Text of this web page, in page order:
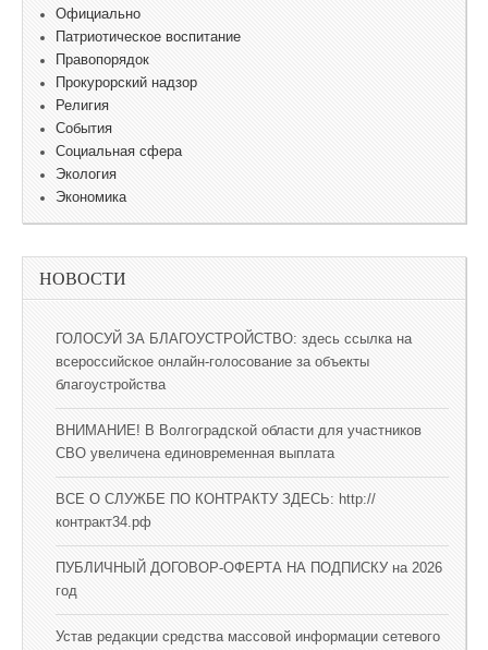
Официально
Патриотическое воспитание
Правопорядок
Прокурорский надзор
Религия
События
Социальная сфера
Экология
Экономика
НОВОСТИ
ГОЛОСУЙ ЗА БЛАГОУСТРОЙСТВО: здесь ссылка на
всероссийское онлайн-голосование за объекты
благоустройства
ВНИМАНИЕ! В Волгоградской области для участников
СВО увеличена единовременная выплата
ВСЕ О СЛУЖБЕ ПО КОНТРАКТУ ЗДЕСЬ: http://
контракт34.рф
ПУБЛИЧНЫЙ ДОГОВОР-ОФЕРТА НА ПОДПИСКУ на 2026
год
Устав редакции средства массовой информации сетевого